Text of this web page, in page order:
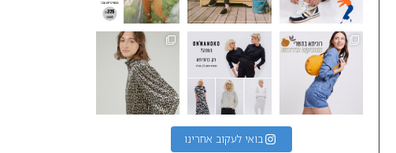
בואי לעקוב אחרינו